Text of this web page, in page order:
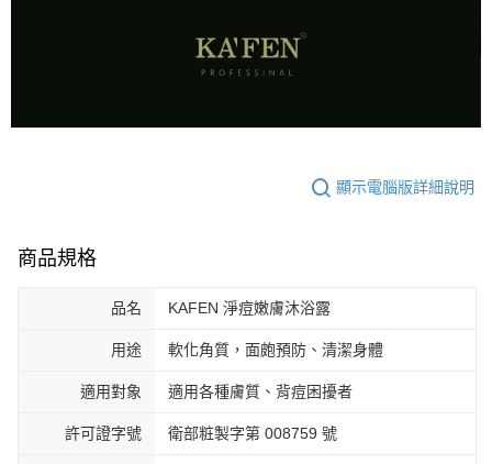
顯示電腦版詳細說明
商品規格
品名 KAFEN 淨痘嫩膚沐浴露
用途 軟化角質，面皰預防、清潔身體
適用對象 適用各種膚質、背痘困擾者
許可證字號 衛部粧製字第 008759 號